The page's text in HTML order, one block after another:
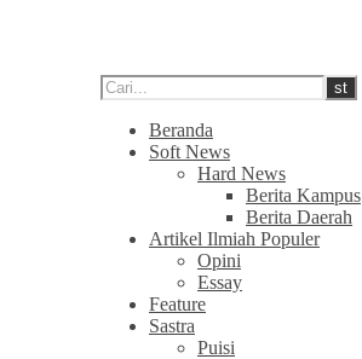
Beranda
Soft News
Hard News
Berita Kampus
Berita Daerah
Artikel Ilmiah Populer
Opini
Essay
Feature
Sastra
Puisi